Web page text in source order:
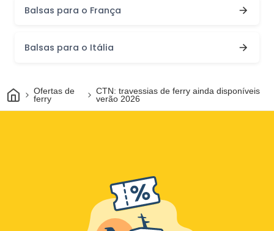
Balsas para o França
Balsas para o Itália
CasaOfertas de
ferry
CTN: travessias de ferry ainda disponíveis
verão 2026